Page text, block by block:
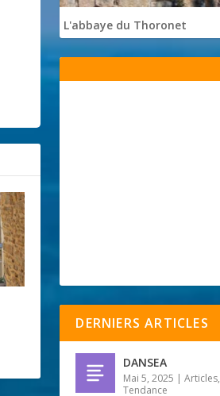
L'abbaye du Thoronet
DERNIERS ARTICLES
DANSEA
Mai 5, 2025 |Articles,
Tendance